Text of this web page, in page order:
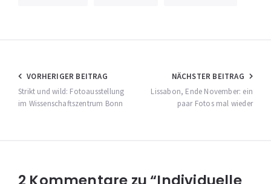
Beitragsnavigation
VORHERIGER BEITRAG
Strikt und wild: Fotoausstellung
im Wissenschaftszentrum Bonn
NÄCHSTER BEITRAG
Lissabon, Ende November: ein
paar Fotos mal wieder